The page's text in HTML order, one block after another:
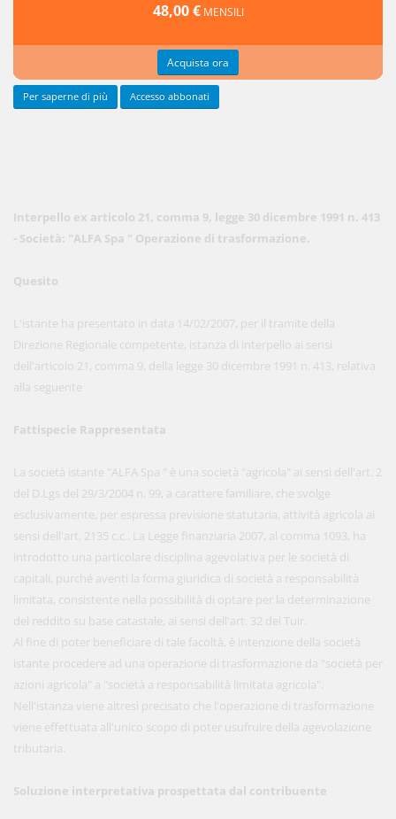
Interpello ex articolo 21, comma 9, legge 30 dicembre 1991 n. 413
- Società: "ALFA Spa " Operazione di trasformazione.
Quesito
L'istante ha presentato in data 14/02/2007, per il tramite della
Direzione Regionale competente, istanza di interpello ai sensi
dell'articolo 21, comma 9, della legge 30 dicembre 1991 n. 413, relativa
alla seguente
Fattispecie Rappresentata
La società istante "ALFA Spa " è una società "agricola" ai sensi dell'art. 2
del D.Lgs del 29/3/2004 n. 99, a carattere familiare, che svolge
esclusivamente, per espressa previsione statutaria, attività agricola ai
sensi dell'art. 2135 c.c.. La Legge finanziaria 2007, al comma 1093, ha
introdotto una particolare disciplina agevolativa per le società di
capitali, purché aventi la forma giuridica di società a responsabilità
limitata, consistente nella possibilità di optare per la determinazione
del reddito su base catastale, ai sensi dell'art. 32 del Tuir.
Al fine di poter beneficiare di tale facoltà, è intenzione della società
istante procedere ad una operazione di trasformazione da "società per
azioni agricola" a "società a responsabilità limitata agricola".
Nell'istanza viene altresì precisato che l'operazione di trasformazione
viene effettuata all'unico scopo di poter usufruire della agevolazione
tributaria.
Soluzione interpretativa prospettata dal contribuente
48,00 € MENSILI
Acquista ora
Per saperne di più Accesso abbonati